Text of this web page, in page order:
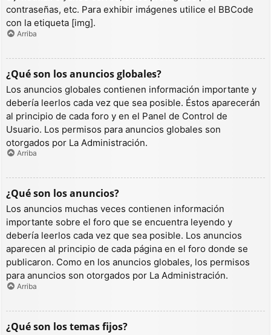
contraseñas, etc. Para exhibir imágenes utilice el BBCode
con la etiqueta [img].
Arriba
¿Qué son los anuncios globales?
Los anuncios globales contienen información importante y
debería leerlos cada vez que sea posible. Éstos aparecerán
al principio de cada foro y en el Panel de Control de
Usuario. Los permisos para anuncios globales son
otorgados por La Administración.
Arriba
¿Qué son los anuncios?
Los anuncios muchas veces contienen información
importante sobre el foro que se encuentra leyendo y
debería leerlos cada vez que sea posible. Los anuncios
aparecen al principio de cada página en el foro donde se
publicaron. Como en los anuncios globales, los permisos
para anuncios son otorgados por La Administración.
Arriba
¿Qué son los temas fijos?